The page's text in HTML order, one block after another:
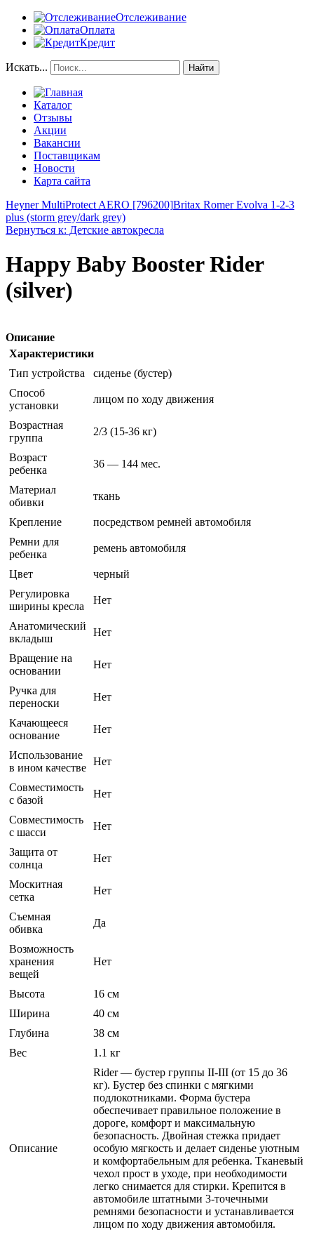
Отслеживание
Оплата
Кредит
Искать... Найти
Каталог
Отзывы
Акции
Вакансии
Поставщикам
Новости
Карта сайта
Heyner MultiProtect AERO [796200]Britax Romer Evolva 1-2-3
plus (storm grey/dark grey)
Вернуться к: Детские автокресла
Happy Baby Booster Rider
(silver)
Описание
Характеристики
Тип устройства
сиденье (бустер)
Способ
установки
лицом по ходу движения
Возрастная
группа
2/3 (15-36 кг)
Возраст
ребенка
36 — 144 мес.
Материал
обивки
ткань
Крепление
посредством ремней автомобиля
Ремни для
ребенка
ремень автомобиля
Цвет
черный
Регулировка
ширины кресла
Нет
Анатомический
вкладыш
Нет
Вращение на
основании
Нет
Ручка для
переноски
Нет
Качающееся
основание
Нет
Использование
в ином качестве
Нет
Совместимость
с базой
Нет
Совместимость
с шасси
Нет
Защита от
солнца
Нет
Москитная
сетка
Нет
Съемная
обивка
Да
Возможность
хранения
вещей
Нет
Высота
16 см
Ширина
40 см
Глубина
38 см
Вес
1.1 кг
Описание
Rider — бустер группы II-III (от 15 до 36
кг). Бустер без спинки с мягкими
подлокотниками. Форма бустера
обеспечивает правильное положение в
дороге, комфорт и максимальную
безопасность. Двойная стежка придает
особую мягкость и делает сиденье уютным
и комфортабельным для ребенка. Тканевый
чехол прост в уходе, при необходимости
легко снимается для стирки. Крепится в
автомобиле штатными 3-точечными
ремнями безопасности и устанавливается
лицом по ходу движения автомобиля.